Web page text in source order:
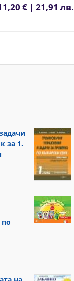
€ | 21,91 лв.
за 1.